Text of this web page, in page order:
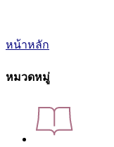
หน้าหลัก
หมวดหมู่